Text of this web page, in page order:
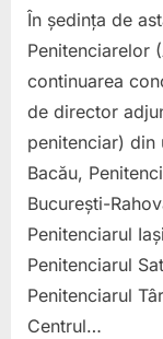
În ședința de
Penitenciarelor
continuarea
de director
penitenciar) din
Bacău,
București-
Penitenciarul
Penitenciarul
Penitenciarul
Centrul…